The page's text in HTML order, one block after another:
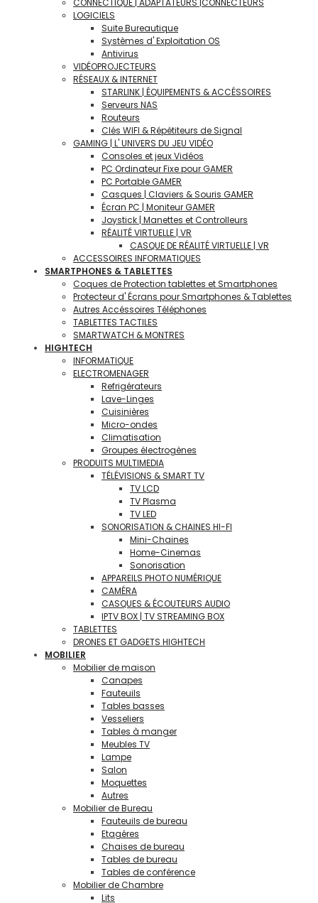
LOGICIELS
Suite Bureautique
Systèmes d' Exploitation OS
Antivirus
VIDÉOPROJECTEURS
RÉSEAUX & INTERNET
STARLINK | ÉQUIPEMENTS & ACCÉSSOIRES
Serveurs NAS
Routeurs
Clés WIFI & Répétiteurs de Signal
GAMING | L' UNIVERS DU JEU VIDÉO
Consoles et jeux Vidéos
PC Ordinateur Fixe pour GAMER
PC Portable GAMER
Casques | Claviers & Souris GAMER
Écran PC | Moniteur GAMER
Joystick | Manettes et Controlleurs
RÉALITÉ VIRTUELLE | VR
CASQUE DE RÉALITÉ VIRTUELLE | VR
ACCESSOIRES INFORMATIQUES
SMARTPHONES & TABLETTES
Coques de Protection tablettes et Smartphones
Protecteur d' Écrans pour Smartphones & Tablettes
Autres Accéssoires Téléphones
TABLETTES TACTILES
SMARTWATCH & MONTRES
HIGHTECH
INFORMATIQUE
ELECTROMENAGER
Refrigérateurs
Lave-Linges
Cuisinières
Micro-ondes
Climatisation
Groupes électrogènes
PRODUITS MULTIMEDIA
TÉLÉVISIONS & SMART TV
TV LCD
TV Plasma
TV LED
SONORISATION & CHAINES HI-FI
Mini-Chaines
Home-Cinemas
Sonorisation
APPAREILS PHOTO NUMÉRIQUE
CAMÉRA
CASQUES & ÉCOUTEURS AUDIO
IPTV BOX | TV STREAMING BOX
TABLETTES
DRONES ET GADGETS HIGHTECH
MOBILIER
Mobilier de maison
Canapes
Fauteuils
Tables basses
Vesseliers
Tables à manger
Meubles TV
Lampe
Salon
Moquettes
Autres
Mobilier de Bureau
Fauteuils de bureau
Etagéres
Chaises de bureau
Tables de bureau
Tables de conférence
Mobilier de Chambre
Lits